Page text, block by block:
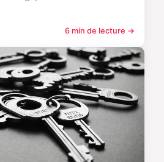
6 min de lecture →